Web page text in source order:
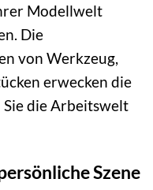
Modellwelt
Die
von Werkzeug,
erwecken die
die Arbeitswelt
Szene